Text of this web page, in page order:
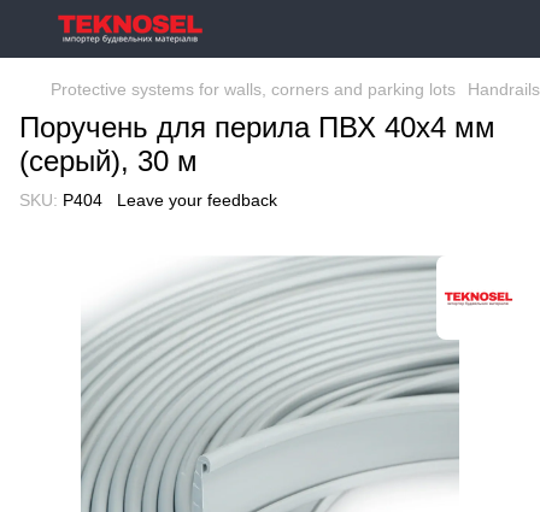
Protective systems for walls, corners and parking lots Handrails
Поручень для перила ПВХ 40х4 мм
(серый), 30 м
SKU: P404 Leave your feedback